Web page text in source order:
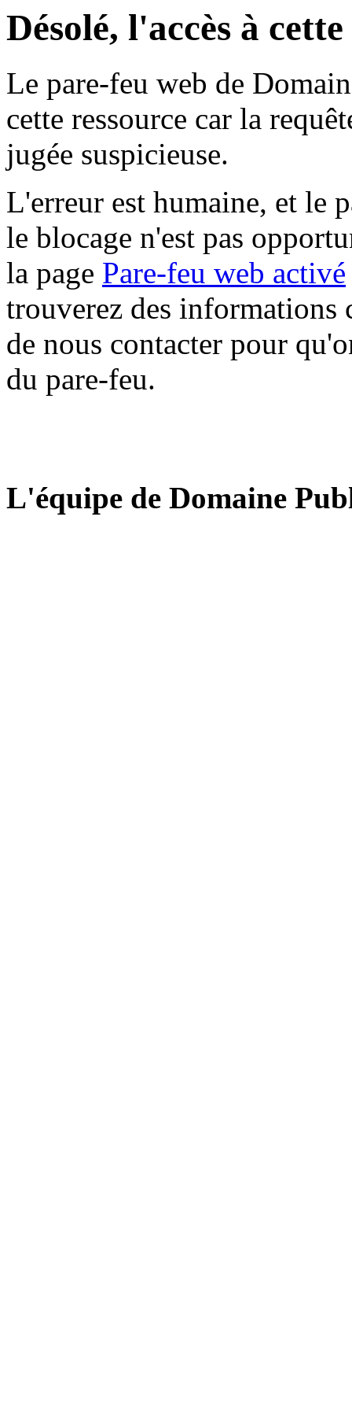
Désolé, l'accès à
Le pare-feu web de
cette ressource car la
jugée suspicieuse.
L'erreur est humaine, et le
le blocage n'est pas
la page Pare-feu web activé
trouverez des informations
de nous contacter pour
du pare-feu.
L'équipe de Domaine